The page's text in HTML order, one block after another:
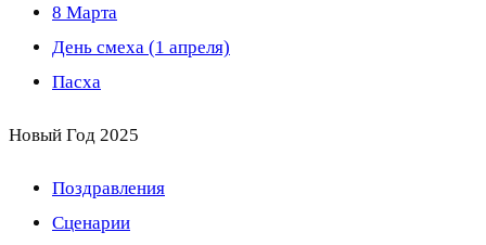
8 Марта
День смеха (1 апреля)
Пасха
Новый Год 2025
Поздравления
Сценарии